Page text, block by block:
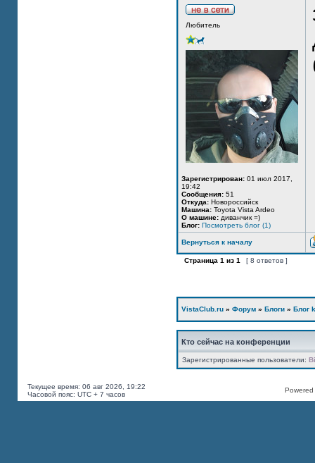
Любитель
Зарегистрирован: 01 июл 2017,
19:42
Сообщения: 51
Откуда: Новороссийск
Машина: Toyota Vista Ardeo
О машине: диванчик =)
Блог: Посмотреть блог (1)
Вернуться к началу
Страница 1 из 1 [ 8 ответов ]
VistaClub.ru » Форум » Блоги » Блог
Кто сейчас на конференции
Зарегистрированные пользователи:
Текущее время: 06 авг 2026, 19:22
Часовой пояс: UTC + 7 часов